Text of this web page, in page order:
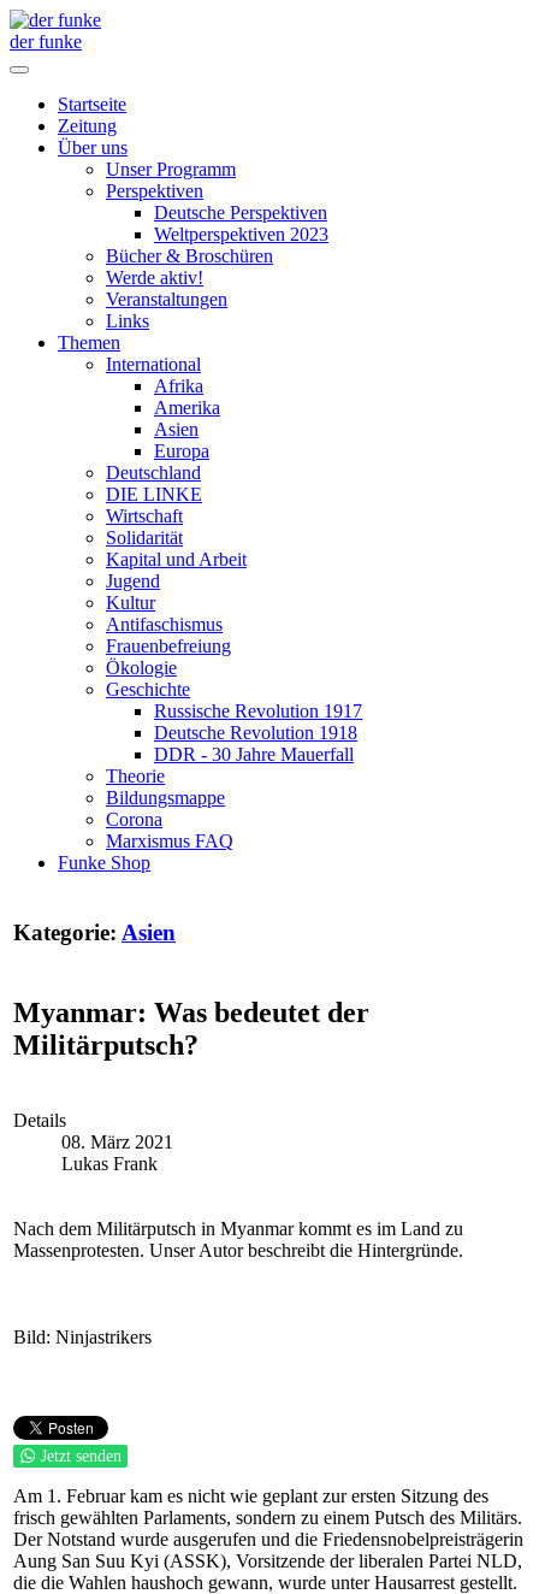
der funke
Startseite
Zeitung
Über uns
Unser Programm
Perspektiven
Deutsche Perspektiven
Weltperspektiven 2023
Bücher & Broschüren
Werde aktiv!
Veranstaltungen
Links
Themen
International
Afrika
Amerika
Asien
Europa
Deutschland
DIE LINKE
Wirtschaft
Solidarität
Kapital und Arbeit
Jugend
Kultur
Antifaschismus
Frauenbefreiung
Ökologie
Geschichte
Russische Revolution 1917
Deutsche Revolution 1918
DDR - 30 Jahre Mauerfall
Theorie
Bildungsmappe
Corona
Marxismus FAQ
Funke Shop
Kategorie: Asien
Myanmar: Was bedeutet der
Militärputsch?
Details
08. März 2021
Lukas Frank
Nach dem Militärputsch in Myanmar kommt es im Land zu
Massenprotesten. Unser Autor beschreibt die Hintergründe.
Bild: Ninjastrikers
Jetzt senden
Am 1. Februar kam es nicht wie geplant zur ersten Sitzung des
frisch gewählten Parlaments, sondern zu einem Putsch des Militärs.
Der Notstand wurde ausgerufen und die Friedensnobelpreisträgerin
Aung San Suu Kyi (ASSK), Vorsitzende der liberalen Partei NLD,
die die Wahlen haushoch gewann, wurde unter Hausarrest gestellt.